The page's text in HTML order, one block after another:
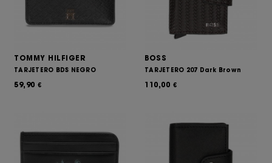
TOMMY HILFIGER
TARJETERO BDS NEGRO
59,90 €
BOSS
TARJETERO 207 Dark Brown
110,00 €